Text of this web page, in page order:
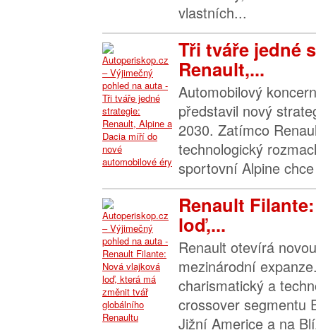
vlastních...
Tři tváře jedné
Renault,...
Automobilový
představil nový
2030. Zatímco
technologický
sportovní Alpine
Renault
loď,...
Renault otevírá
mezinárodní
charismatický a
crossover segmentu
Jižní Americe a na